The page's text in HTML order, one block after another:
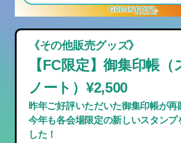
《その他販売グッズ》
【FC限定】御集印帳
ノート）¥2,500
昨年ご好評いただいた御集印帳が再
今年も各会場限定の新しいスタンプ
した！